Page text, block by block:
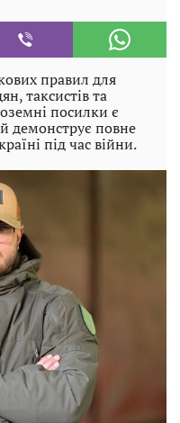
правил для
таксистів та
посилки є
демонструє повне
під час війни.